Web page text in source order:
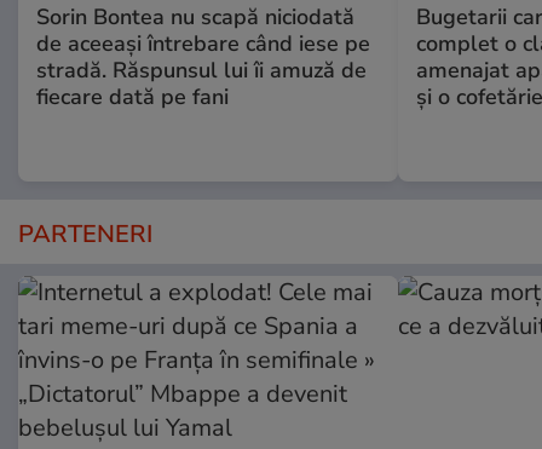
Sorin Bontea nu scapă niciodată
de aceeași întrebare când iese pe
stradă. Răspunsul lui îi amuză de
fiecare dată pe fani
Bugetarii
complet o
amenajat
și o cofetărie
PARTENERI